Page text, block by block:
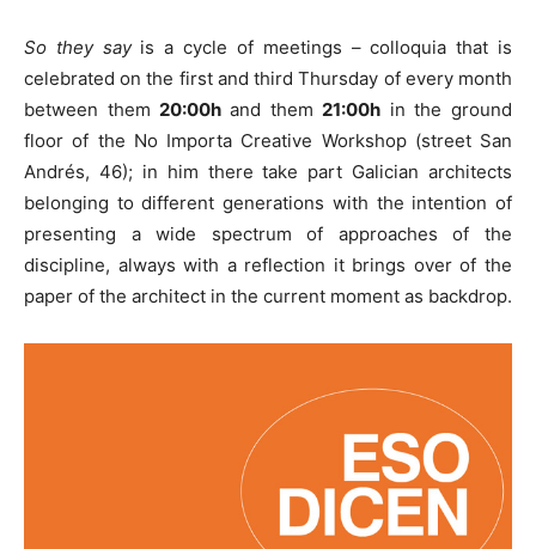
So they sayis a cycle of meetings – colloquia that is
celebrated on the first and third Thursday of every month
between them20:00h and them21:00h in the ground
floor of the No Importa Creative Workshop (street San
Andrés, 46); in him there take part Galician architects
belonging to different generations with the intention of
presenting a wide spectrum of approaches of the
discipline, always with a reflection it brings over of the
paper of the architect in the current moment as backdrop.